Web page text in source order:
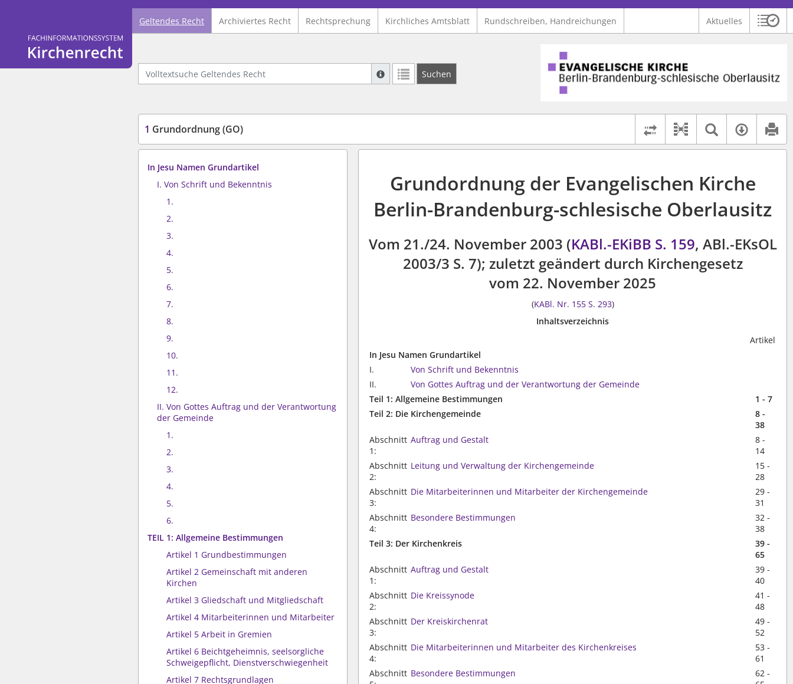
Logo Fachinformationssystem Kirchenrecht
Geltendes Recht Archiviertes Recht Rechtsprechung Kirchliches Amtsblatt Rundschreiben, Handreichungen Aktuelles
Volltextsuche Geltendes Recht
Suche mit Platzhalter "*", Bsp. Pfarrer*, findet auch: "Pfarrerinitiative" oder "Pfarrerausschuss".
Weitere Suchoperatoren finden Sie in unserer Hilfe.
Suchen
Logo Ev. Kirche Berlin-Brandenburg-schlesische Oberlausitz
1 Grundordnung (GO)
Rechtsstände
Dokument-
Textsuche
In Jesu Namen Grundartikel
I. Von Schrift und Bekenntnis
1.
2.
3.
4.
5.
6.
7.
8.
9.
10.
11.
12.
II. Von Gottes Auftrag und der Verantwortung
der Gemeinde
1.
2.
3.
4.
5.
6.
TEIL 1: Allgemeine Bestimmungen
Artikel 1 Grundbestimmungen
Artikel 2 Gemeinschaft mit anderen
Kirchen
Artikel 3 Gliedschaft und Mitgliedschaft
Artikel 4 Mitarbeiterinnen und Mitarbeiter
Artikel 5 Arbeit in Gremien
Artikel 6 Beichtgeheimnis, seelsorgliche
Schweigepflicht, Dienstverschwiegenheit
Artikel 7 Rechtsgrundlagen
Grundordnung der Evangelischen Kirche
Berlin-Brandenburg-schlesische Oberlausitz
Vom 21./24. November 2003 (KABl.-EKiBB S. 159, ABl.-EKsOL
2003/3 S. 7); zuletzt geändert durch Kirchengesetz
vom 22. November 2025
(KABl. Nr. 155 S. 293)
Inhaltsverzeichnis
Artikel
In Jesu Namen Grundartikel
I.
Von Schrift und Bekenntnis
II.
Von Gottes Auftrag und der Verantwortung der Gemeinde
Teil 1: Allgemeine Bestimmungen
1 - 7
Teil 2: Die Kirchengemeinde
8 -
38
Abschnitt
1:
Auftrag und Gestalt
8 -
14
Abschnitt
2:
Leitung und Verwaltung der Kirchengemeinde
15 -
28
Abschnitt
3:
Die Mitarbeiterinnen und Mitarbeiter der Kirchengemeinde
29 -
31
Abschnitt
4:
Besondere Bestimmungen
32 -
38
Teil 3: Der Kirchenkreis
39 -
65
Abschnitt
1:
Auftrag und Gestalt
39 -
40
Abschnitt
2:
Die Kreissynode
41 -
48
Abschnitt
3:
Der Kreiskirchenrat
49 -
52
Abschnitt
4:
Die Mitarbeiterinnen und Mitarbeiter des Kirchenkreises
53 -
61
Abschnitt Besondere Bestimmungen
62 -